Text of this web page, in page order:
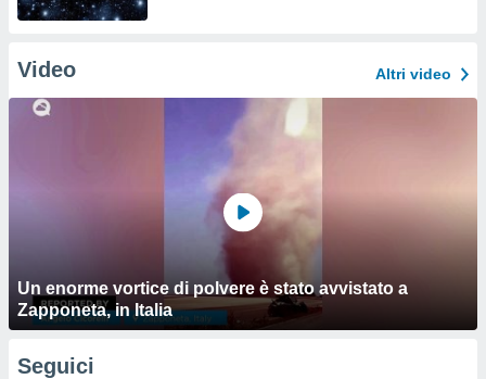
Video Altri video
Un enorme vortice di polvere è stato avvistato a
Zapponeta, in Italia
Seguici